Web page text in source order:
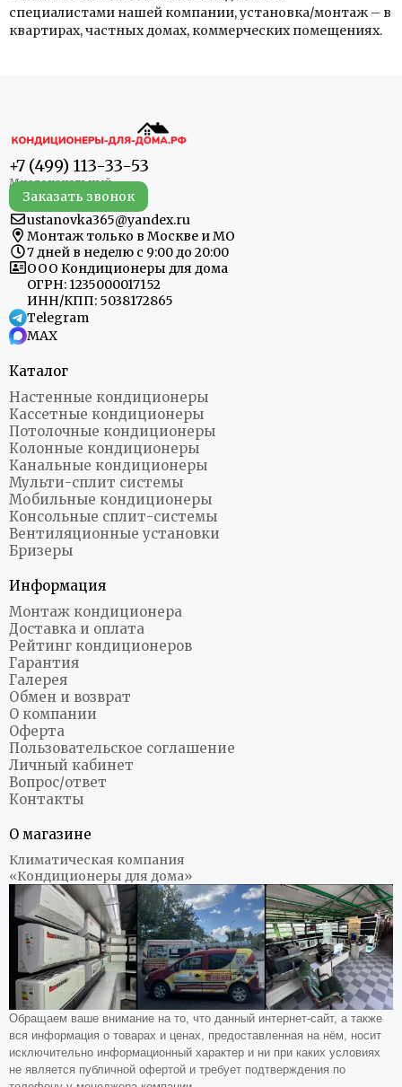
специалистами нашей компании, установка/монтаж – в
квартирах, частных домах, коммерческих помещениях.
+7 (499) 113-33-53
Заказать звонок
ustanovka365@yandex.ru
Монтаж только в Москве и МО
7 дней в неделю с 9:00 до 20:00
ООО Кондиционеры для дома
ОГРН: 1235000017152
ИНН/КПП: 5038172865
Telegram
MAX
Каталог
Настенные кондиционеры
Кассетные кондиционеры
Потолочные кондиционеры
Колонные кондиционеры
Канальные кондиционеры
Мульти-сплит системы
Мобильные кондиционеры
Консольные сплит-системы
Вентиляционные установки
Бризеры
Информация
Монтаж кондиционера
Доставка и оплата
Рейтинг кондиционеров
Гарантия
Галерея
Обмен и возврат
О компании
Оферта
Пользовательское соглашение
Личный кабинет
Вопрос/ответ
Контакты
О магазине
Климатическая компания
«Кондиционеры для дома»
Обращаем ваше внимание на то, что данный интернет-сайт, а также
вся информация о товарах и ценах, предоставленная на нём, носит
исключительно информационный характер и ни при каких условиях
не является публичной офертой и требует подтверждения по